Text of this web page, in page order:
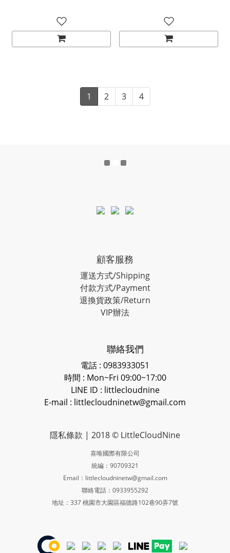
1 2 3 4
顧客服務
運送方式/Shipping
付款方式/Payment
退換貨政策/Return
VIP辦法
聯絡我們
電話 : 0983933051
時間 : Mon~Fri 09:00~17:00
LINE ID : littlecloudnine
E-mail : littlecloudninetw@gmail.com
隱私條款 | 2018 © LittleCloudNine
喜唯國際有限公司
統編：90709321
Email：littlecloudninetw@gmail.com
聯絡電話：0933955292
地址：337 桃園市大園區福德路102巷90弄7號